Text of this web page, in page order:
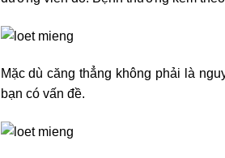
Mặc dù căng thẳng không phải là
bạn có vấn đề.